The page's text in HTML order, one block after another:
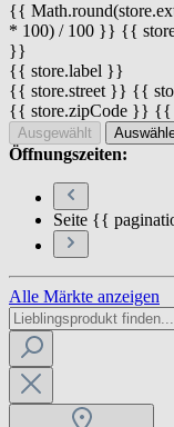
{{
* 100) / 100 }} {{
}}
{{ store.label }}
{{ store.street }} {{
{{ store.zipCode }} {{
Ausgewählt
Öffnungszeiten:
Seite {{
Alle Märkte anzeigen